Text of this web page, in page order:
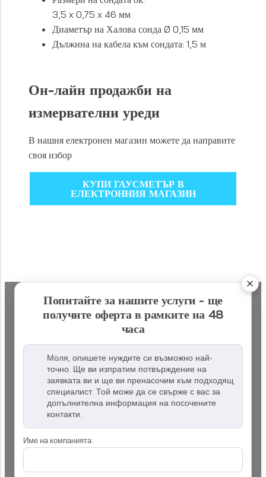
3,5 x 0,75 x 46 мм
Диаметър на Халова сонда Ø 0,15 мм
Дължина на кабела към сондата: 1,5 м
Он-лайн продажби на
измервателни уреди
В нашия електронен магазин можете да направите
своя избор
КУПИ ГАУСМЕТЪР В
ЕЛЕКТРОННИЯ МАГАЗИН
Попитайте за нашите услуги - ще
получите оферта в рамките на 48
часа
Моля, опишете нуждите си възможно най-
точно. Ще ви изпратим потвърждение на
заявката ви и ще ви пренасочим към подходящ
специалист. Той може да се свърже с вас за
допълнителна информация на посочените
контакти.
Име на компанията: